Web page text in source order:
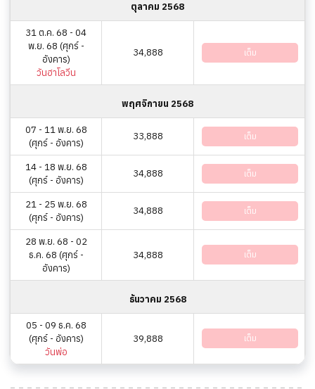
ตุลาคม 2568
31 ต.ค. 68 - 04
พ.ย. 68 (ศุกร์ -
อังคาร)
วันฮาโลวีน
34,888 เต็ม
พฤศจิกายน 2568
07 - 11 พ.ย. 68
(ศุกร์ - อังคาร)
33,888 เต็ม
14 - 18 พ.ย. 68
(ศุกร์ - อังคาร)
34,888 เต็ม
21 - 25 พ.ย. 68
(ศุกร์ - อังคาร)
34,888 เต็ม
28 พ.ย. 68 - 02
ธ.ค. 68 (ศุกร์ -
อังคาร)
34,888 เต็ม
ธันวาคม 2568
05 - 09 ธ.ค. 68
(ศุกร์ - อังคาร)
วันพ่อ
39,888 เต็ม